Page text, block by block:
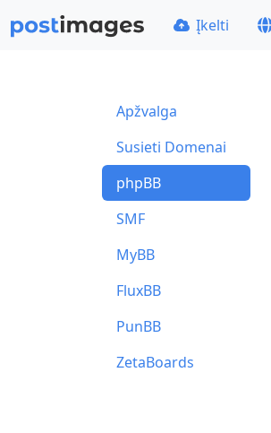
Įkelti
Apžvalga
Susieti Domenai
phpBB
SMF
MyBB
FluxBB
PunBB
ZetaBoards